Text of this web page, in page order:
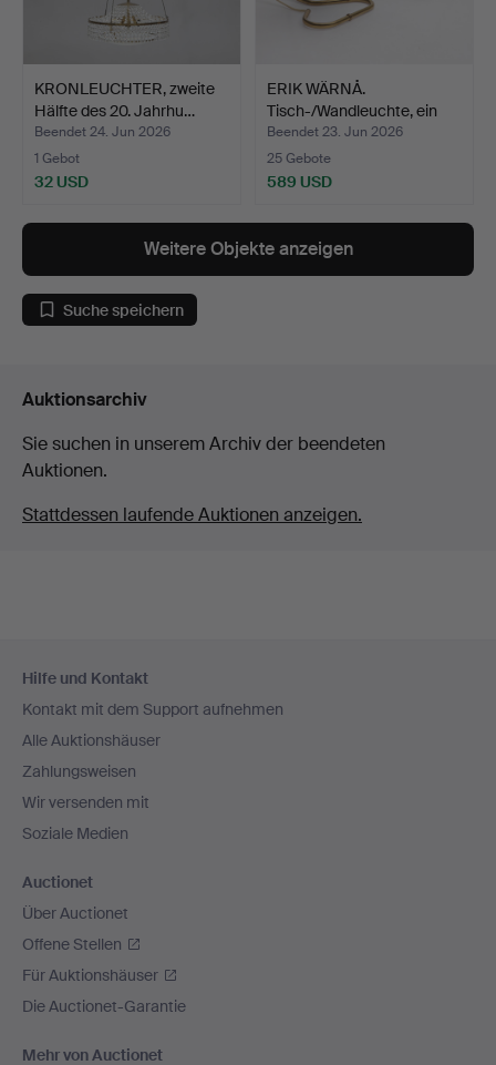
KRONLEUCHTER, zweite
Hälfte des 20. Jahrhu…
Beendet 24. Jun 2026
1 Gebot
32 USD
ERIK WÄRNÅ.
Tisch-/Wandleuchte, ein
Paar, …
Beendet 23. Jun 2026
25 Gebote
589 USD
Weitere Objekte anzeigen
Suche speichern
Auktionsarchiv
Sie suchen in unserem Archiv der beendeten
Auktionen.
Stattdessen laufende Auktionen anzeigen.
Navigation
Hilfe und Kontakt
Kontakt mit dem Support aufnehmen
Alle Auktionshäuser
Zahlungsweisen
Wir versenden mit
Soziale Medien
Auctionet
Über Auctionet
Offene Stellen
Für Auktionshäuser
Die Auctionet-Garantie
Mehr von Auctionet